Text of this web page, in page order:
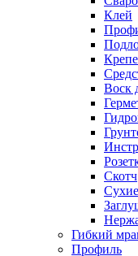
Клей
Воск
Скотч
Гибкий
Профиль